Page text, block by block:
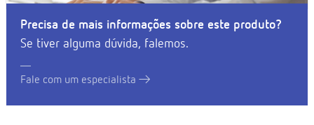
Precisa de mais informações sobre este produto?
Se tiver alguma dúvida, falemos.
Fale com um especialista